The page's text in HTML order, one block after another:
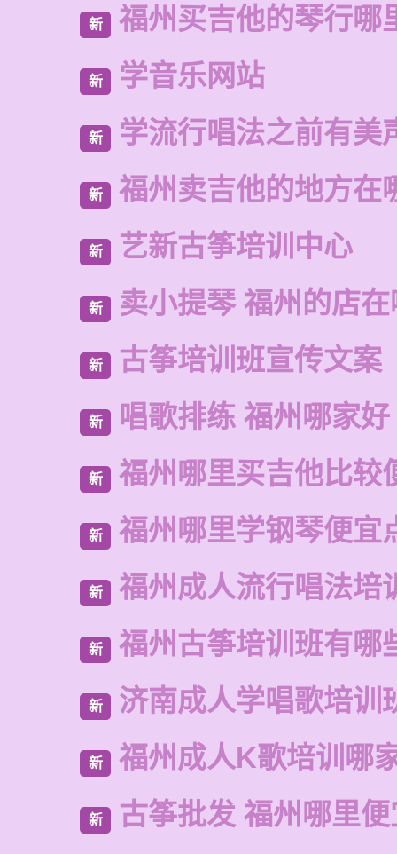
新 福州买吉他的琴行哪
新 学音乐网站
新 学流行唱法之前有美
新 福州卖吉他的地方在
新 艺新古筝培训中心
新 卖小提琴 福州的店
新 古筝培训班宣传文案
新 唱歌排练 福州哪家好
新 福州哪里买吉他比较
新 福州哪里学钢琴便宜
新 福州成人流行唱法培
新 福州古筝培训班有哪
新 济南成人学唱歌培训
新 福州成人K歌培训哪
新 古筝批发 福州哪里